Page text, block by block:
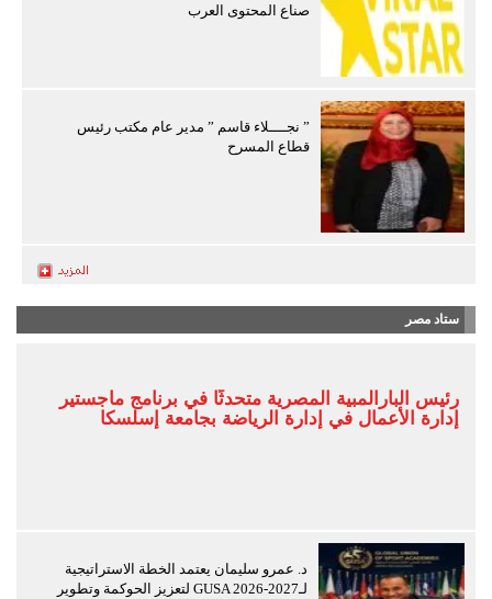
صناع المحتوى العرب
” نجــــلاء قاسم ” مدير عام مكتب رئيس
قطاع المسرح
ستاد مصر
رئيس البارالمبية المصرية متحدثًا في برنامج ماجستير
إدارة الأعمال في إدارة الرياضة بجامعة إسلسكا
د. عمرو سليمان يعتمد الخطة الاستراتيجية
لـGUSA 2026-2027 لتعزيز الحوكمة وتطوير